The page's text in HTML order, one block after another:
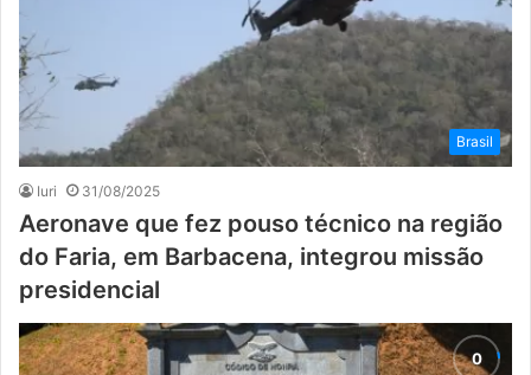
Brasil
Iuri 31/08/2025
Aeronave que fez pouso técnico na região
do Faria, em Barbacena, integrou missão
presidencial